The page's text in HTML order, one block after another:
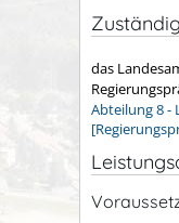
das
Abteilung 8 -